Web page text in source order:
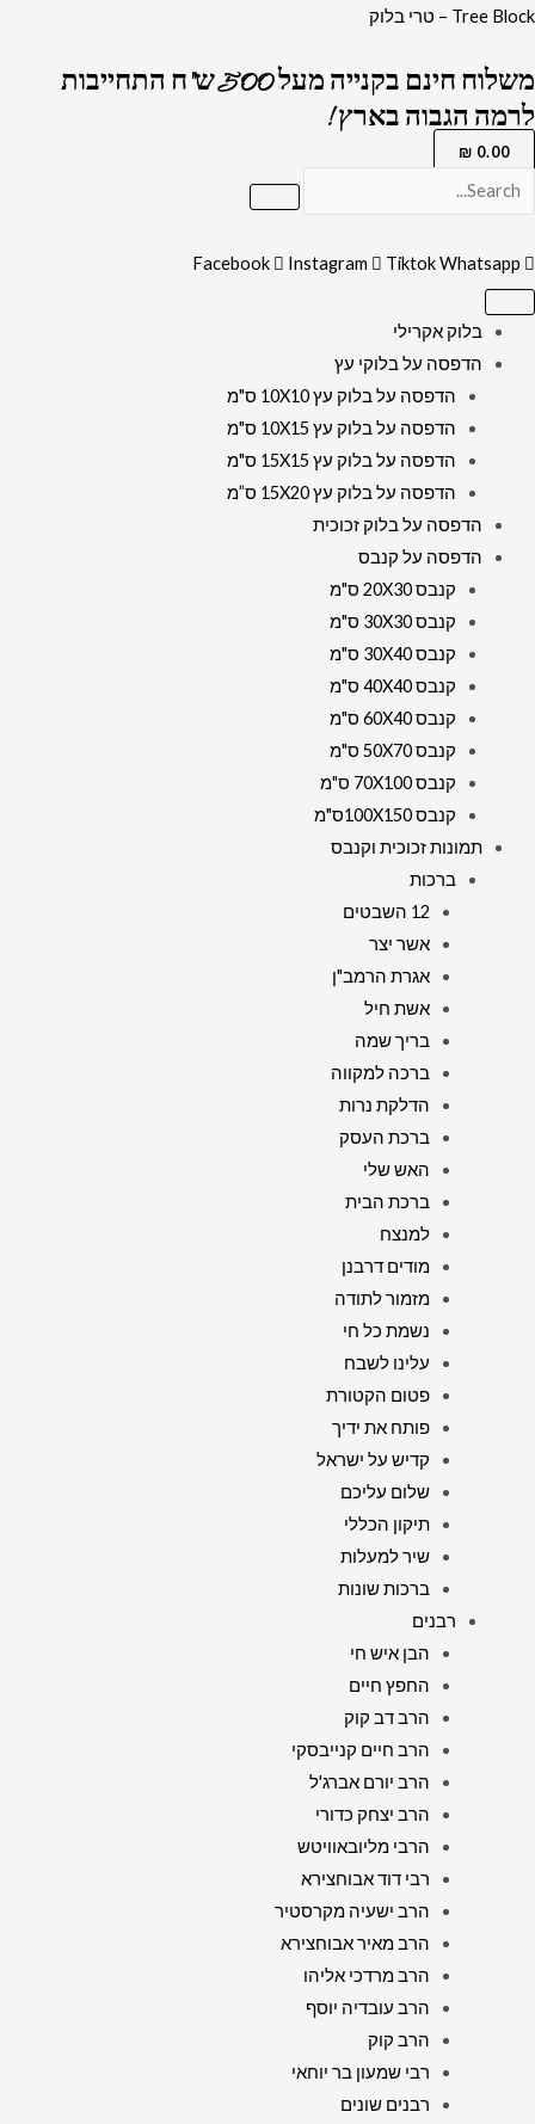
דילוג
Tree Block – טרי בלוק
משלוח חינם בקנייה מעל 500 ש"ח התחייבות
לרמה הגבוה בארץ !
0.00
₪
Facebook Instagram TiktokWhatsapp
בלוק אקרילי
הדפסה על בלוקי עץ
הדפסה על בלוק עץ 10X10 ס"מ
הדפסה על בלוק עץ 10X15 ס"מ
הדפסה על בלוק עץ 15X15 ס"מ
הדפסה על בלוק עץ 15X20 ס”מ
הדפסה על בלוק זכוכית
הדפסה על קנבס
קנבס 20X30 ס"מ
קנבס 30X30 ס"מ
קנבס 30X40 ס"מ
קנבס 40X40 ס"מ
קנבס 60X40 ס"מ
קנבס 50X70 ס"מ
קנבס 70X100 ס"מ
קנבס 100X150ס"מ
תמונות זכוכית וקנבס
ברכות
12 השבטים
אשר יצר
אגרת הרמב"ן
אשת חיל
בריך שמה
ברכה למקווה
הדלקת נרות
ברכת העסק
האש שלי
ברכת הבית
למנצח
מודים דרבנן
מזמור לתודה
נשמת כל חי
עלינו לשבח
פטום הקטורת
פותח את ידיך
קדיש על ישראל
שלום עליכם
תיקון הכללי
שיר למעלות
ברכות שונות
רבנים
הבן איש חי
החפץ חיים
הרב דב קוק
הרב חיים קנייבסקי
הרב יורם אברג'ל
הרב יצחק כדורי
הרבי מליובאוויטש
רבי דוד אבוחצירא
הרב ישעיה מקרסטיר
הרב מאיר אבוחצירא
הרב מרדכי אליהו
הרב עובדיה יוסף
הרב קוק
רבי שמעון בר יוחאי
רבנים שונים
כמות
1658
-
תמונה
דוד
להדפסה
על
קנבס
זכוכית